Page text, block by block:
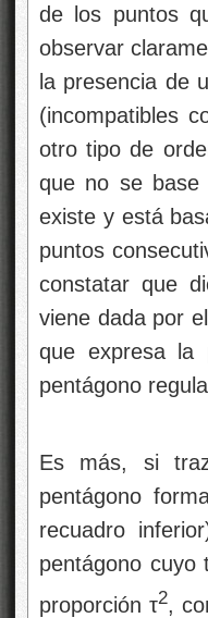
de los puntos
observar
la presencia de
(incompatibles
otro tipo de
que no se base
existe y está
puntos
constatar que
viene dada por
que expresa la
pentágono
Es más, si
pentágono
recuadro
pentágono cuyo
proporción τ2,